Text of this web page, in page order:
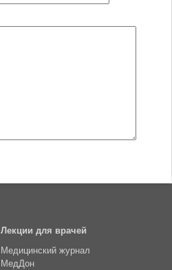
Лекции для врачей
Медицинский журнал
МедДон